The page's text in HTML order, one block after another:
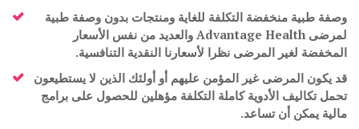
وصفة طبية منخفضة التكلفة للغاية ومنتجات بدون وصفة طبية
لمرضى Advantage Health والعديد من نفس الأسعار
المخفضة لغير المرضى نظرا لأسعارنا النقدية التنافسية.
قد يكون المرضى غير المؤمن عليهم أو أولئك الذين لا يستطيعون
تحمل تكاليف الأدوية كاملة التكلفة مؤهلين للحصول على برامج
مالية يمكن أن تساعد.